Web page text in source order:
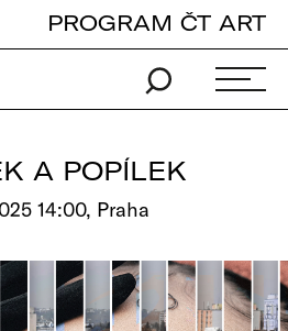
PROGRAM ČT ART
A POPÍLEK
14:00, Praha